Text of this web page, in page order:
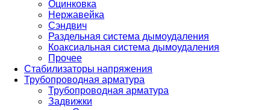
Оцинковка
Нержавейка
Сэндвич
Раздельная система дымоудаления
Коаксиальная система дымоудаления
Прочее
Стабилизаторы напряжения
Трубопроводная арматура
Трубопроводная арматура
Задвижки